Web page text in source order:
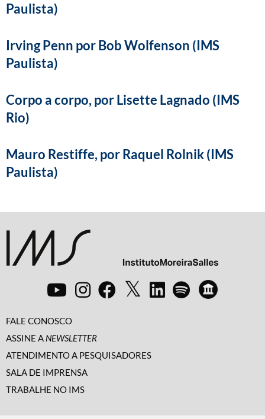
Paulista)
Irving Penn por Bob Wolfenson (IMS
Paulista)
Corpo a corpo, por Lisette Lagnado (IMS
Rio)
Mauro Restiffe, por Raquel Rolnik (IMS
Paulista)
FALE CONOSCO
ASSINE A NEWSLETTER
ATENDIMENTO A PESQUISADORES
SALA DE IMPRENSA
TRABALHE NO IMS